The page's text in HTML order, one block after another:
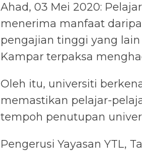
Ahad, 03 Mei 2020:
menerima manfaat
pengajian tinggi yang
Kampar terpaksa
Oleh itu, universiti
memastikan pelajar-
tempoh penutupan
Pengerusi Yayasan YTL,